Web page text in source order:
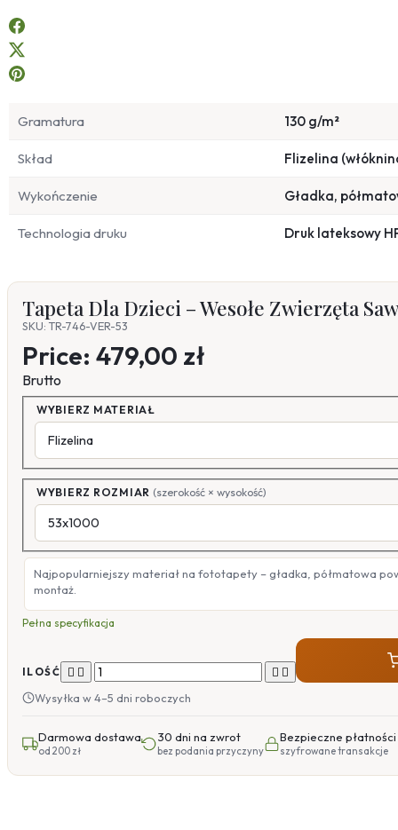
Gramatura 130 g/m²
Skład Flizelina
Wykończenie Gładka,
Technologia druku Druk lateksowy
Tapeta Dla Dzieci – Wesołe Zwierzęta
SKU: TR-746-VER-53
Price: 479,00 zł
Brutto
WYBIERZ MATERIAŁ
WYBIERZ ROZMIAR (szerokość × wysokość)
Najpopularniejszy materiał na fototapety – gładka, półmatowa
montaż.
Pełna specyfikacja
ILOŚĆ    
Wysyłka w 4–5 dni roboczych
Darmowa dostawa
od 200 zł
30 dni na zwrot
bez podania przyczyny
Bezpieczne płatności
szyfrowane transakcje